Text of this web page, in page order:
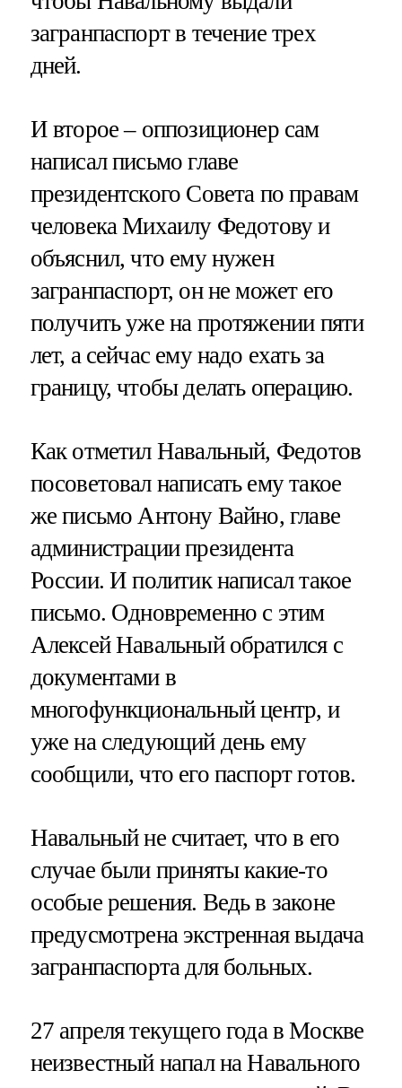
загранпаспорт в течение трех
дней.
И второе – оппозиционер сам
написал письмо главе
президентского Совета по правам
человека Михаилу Федотову и
объяснил, что ему нужен
загранпаспорт, он не может его
получить уже на протяжении пяти
лет, а сейчас ему надо ехать за
границу, чтобы делать операцию.
Как отметил Навальный, Федотов
посоветовал написать ему такое
же письмо Антону Вайно, главе
администрации президента
России. И политик написал такое
письмо. Одновременно с этим
Алексей Навальный обратился с
документами в
многофункциональный центр, и
уже на следующий день ему
сообщили, что его паспорт готов.
Навальный не считает, что в его
случае были приняты какие-то
особые решения. Ведь в законе
предусмотрена экстренная выдача
загранпаспорта для больных.
27 апреля текущего года в Москве
неизвестный напал на Навального